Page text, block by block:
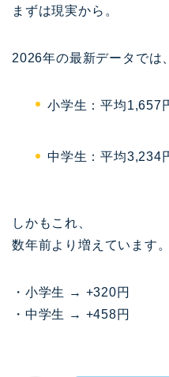
まずは現実から。
2026年の最新データでは、
小学生：平均1,657
中学生：平均3,234
しかもこれ、
数年前より増えています。
・小学生 → +320円
・中学生 → +458円